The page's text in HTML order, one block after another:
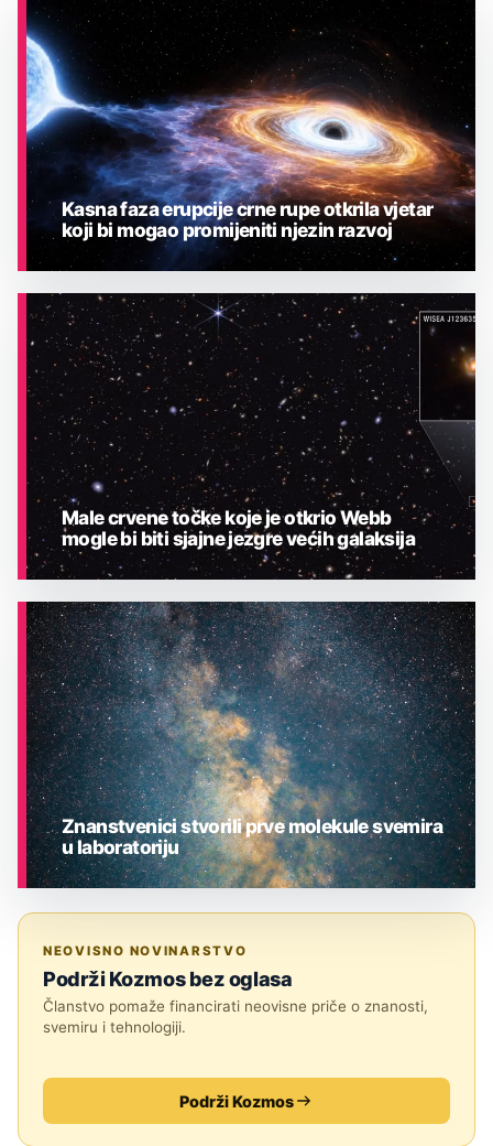
ASTRONOMIJA
Kasna faza erupcije crne rupe otkrila vjetar
koji bi mogao promijeniti njezin razvoj
ASTRONOMIJA
Male crvene točke koje je otkrio Webb
mogle bi biti sjajne jezgre većih galaksija
Znanstvenici stvorili prve molekule svemira
u laboratoriju
NEOVISNO NOVINARSTVO
Podrži Kozmos bez oglasa
Članstvo pomaže financirati neovisne priče o znanosti,
svemiru i tehnologiji.
Podrži Kozmos